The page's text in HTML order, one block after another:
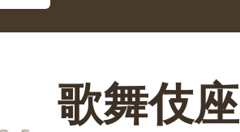
歌舞伎座